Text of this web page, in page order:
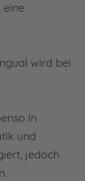
wird bei
in
und
jedoch